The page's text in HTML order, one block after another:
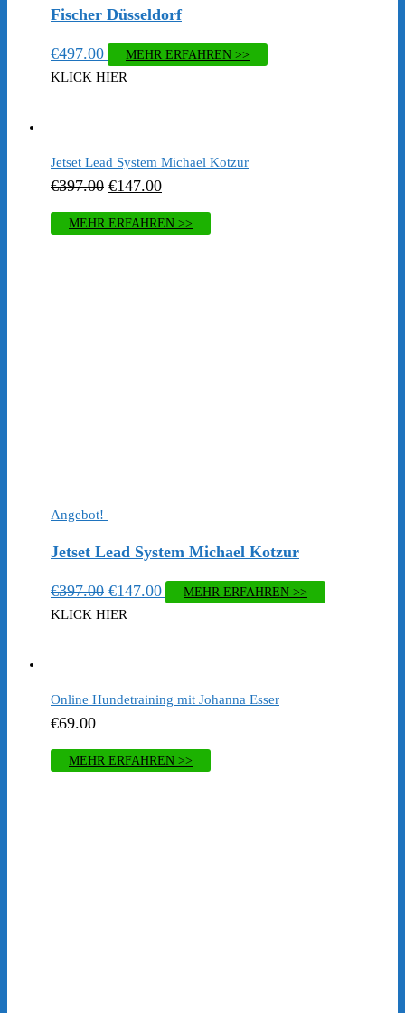
Fischer Düsseldorf
€497.00 MEHR ERFAHREN >>
KLICK HIER
Jetset Lead System Michael Kotzur
€397.00 Ursprünglicher
Preis
war:
€147.00Aktueller
Preis
ist:
MEHR ERFAHREN >>
Angebot!
Jetset Lead System Michael Kotzur
€397.00 Ursprünglicher
Preis
€147.00Aktueller
MEHR ERFAHREN >>
KLICK HIER
Online Hundetraining mit Johanna Esser
€69.00
MEHR ERFAHREN >>